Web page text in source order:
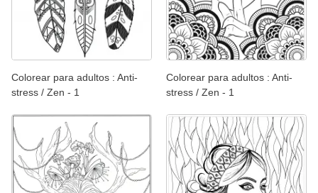
Colorear para adultos : Anti-
stress / Zen - 1
Colorear para adultos : Anti-
stress / Zen - 1